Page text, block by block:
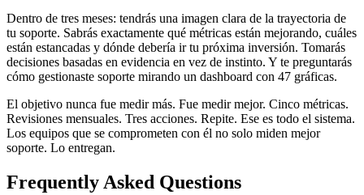
Dentro de tres meses: tendrás una imagen clara de la trayectoria de
tu soporte. Sabrás exactamente qué métricas están mejorando, cuáles
están estancadas y dónde debería ir tu próxima inversión. Tomarás
decisiones basadas en evidencia en vez de instinto. Y te preguntarás
cómo gestionaste soporte mirando un dashboard con 47 gráficas.
El objetivo nunca fue medir más. Fue medir mejor. Cinco métricas.
Revisiones mensuales. Tres acciones. Repite. Ese es todo el sistema.
Los equipos que se comprometen con él no solo miden mejor
soporte. Lo entregan.
Frequently Asked Questions